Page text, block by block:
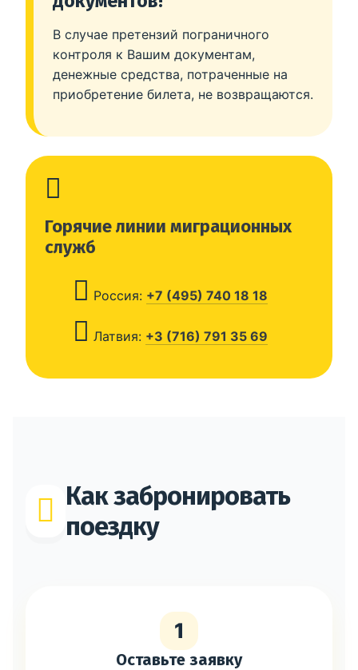
В случае претензий пограничного
контроля к Вашим документам,
денежные средства, потраченные на
приобретение билета, не возвращаются.
Горячие линии миграционных
служб
Россия: +7 (495) 740 18 18
Латвия: +3 (716) 791 35 69
Как забронировать
поездку
1
Оставьте заявку